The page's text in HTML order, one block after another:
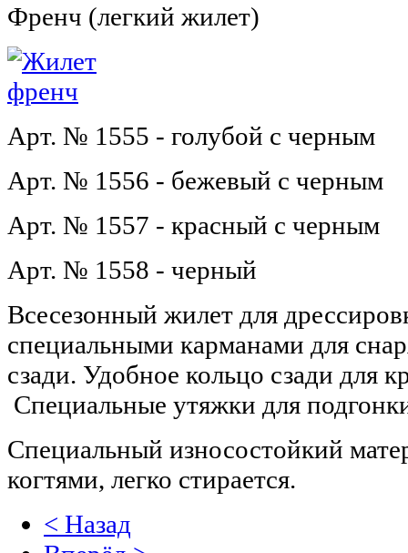
Френч (легкий жилет)
Арт. № 1555 - голубой с черным
Арт. № 1556 - бежевый с черным
Арт. № 1557 - красный с черным
Арт. № 1558 - черный
Всесезонный жилет для
специальными карманами для
сзади. Удобное кольцо сзади для
Специальные утяжки для
Специальный износостойкий
когтями, легко стирается.
< Назад